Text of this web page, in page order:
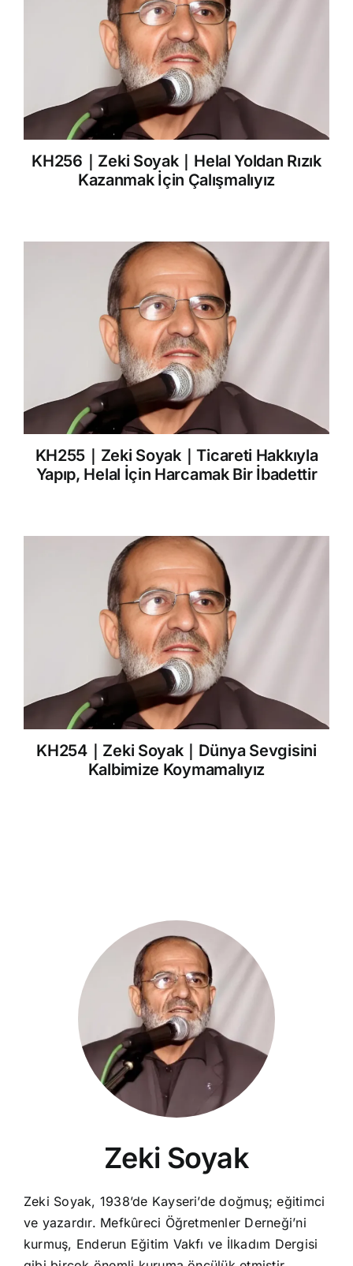
KH256｜Zeki Soyak｜Helal Yoldan Rızık
Kazanmak İçin Çalışmalıyız
KH255｜Zeki Soyak｜Ticareti Hakkıyla
Yapıp, Helal İçin Harcamak Bir İbadettir
KH254｜Zeki Soyak｜Dünya Sevgisini
Kalbimize Koymamalıyız
Zeki Soyak
Zeki Soyak, 1938’de Kayseri’de doğmuş; eğitimci
ve yazardır. Mefkûreci Öğretmenler Derneği’ni
kurmuş, Enderun Eğitim Vakfı ve İlkadım Dergisi